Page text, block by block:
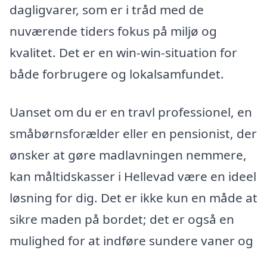
dagligvarer, som er i tråd med de
nuværende tiders fokus på miljø og
kvalitet. Det er en win-win-situation for
både forbrugere og lokalsamfundet.
Uanset om du er en travl professionel, en
småbørnsforælder eller en pensionist, der
ønsker at gøre madlavningen nemmere,
kan måltidskasser i Hellevad være en ideel
løsning for dig. Det er ikke kun en måde at
sikre maden på bordet; det er også en
mulighed for at indføre sundere vaner og